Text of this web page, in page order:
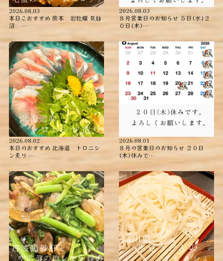
2026.08.03
本日こおすすめ ︎熊本 岩牡蠣 ︎気仙
沼 …
2026.08.03
８月営業日のお知らせ ５日(水)２
０日(木)…
2026.08.02
本日のおすすめ ︎北海道 トロニシ
ン炙り …
2026.08.01
８月の営業日のお知らせ ２０日
(木)休みで…